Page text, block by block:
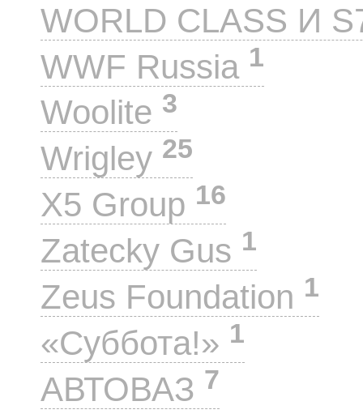
WORLD CLASS И
WWF Russia 1
Woolite 3
Wrigley 25
X5 Group 16
Zatecky Gus 1
Zeus Foundation 1
«Суббота!» 1
АВТОВАЗ 7